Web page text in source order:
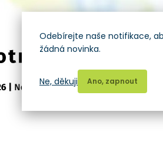
Odebírejte naše notifikace,
žádná novinka.
Ano, zapnout
Ne, děkuji